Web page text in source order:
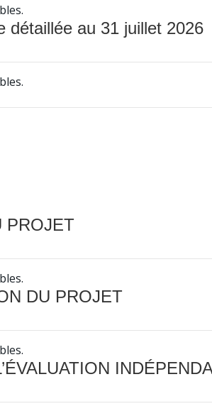
détaillée au 31 juillet 2026
PROJET
DU PROJET